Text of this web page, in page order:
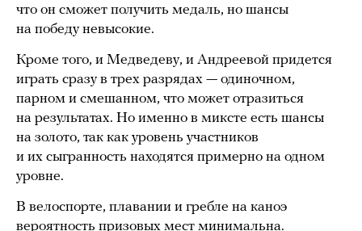
что он сможет получить медаль, но шансы
на победу невысокие.
Кроме того, и Медведеву, и Андреевой придется
играть сразу в трех разрядах — одиночном,
парном и смешанном, что может отразиться
на результатах. Но именно в миксте есть шансы
на золото, так как уровень участников
и их сыгранность находятся примерно на одном
уровне.
В велоспорте, плавании и гребле на каноэ
вероятность призовых мест минимальна.